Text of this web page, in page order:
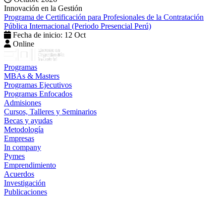
Innovación en la Gestión
Programa de Certificación para Profesionales de la Contratación
Pública Internacional (Periodo Presencial Perú)
Fecha de inicio: 12 Oct
Online
Programas
MBAs & Masters
Programas Ejecutivos
Programas Enfocados
Admisiones
Cursos, Talleres y Seminarios
Becas y ayudas
Metodología
Empresas
In company
Pymes
Emprendimiento
Acuerdos
Investigación
Publicaciones